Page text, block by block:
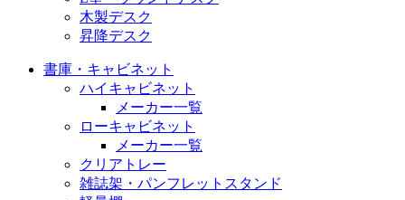
木製デスク
昇降デスク
書庫・キャビネット
ハイキャビネット
メーカー一覧
ローキャビネット
メーカー一覧
クリアトレー
雑誌架・パンフレットスタンド